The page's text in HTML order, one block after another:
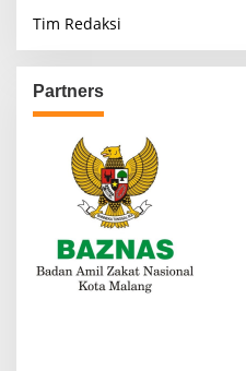
Tim Redaksi
Partners